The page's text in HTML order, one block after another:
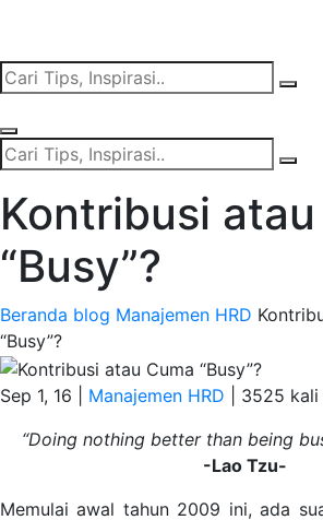
Kontribusi atau
“Busy”?
Beranda blog Manajemen HRD
“Busy”?
Sep 1, 16 | Manajemen HRD
3525 kali
“Doing nothing better than being
-Lao Tzu-
Memulai awal tahun 2009 ini, ada